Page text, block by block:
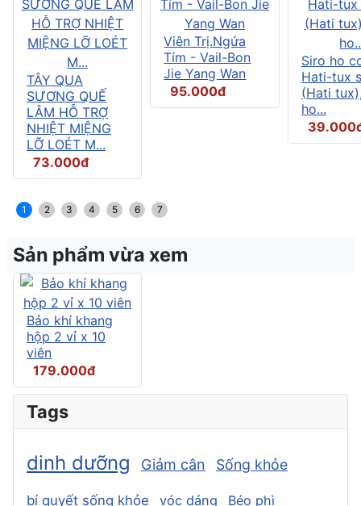
TÂY QUA
SƯƠNG QUẾ
LÂM HỖ TRỢ
NHIỆT MIỆNG
LỠ LOÉT M...
73.000đ
Viên Trị.Ngứa
Tím - Vail-Bon
Jie Yang Wan
95.000đ
Siro ho
Hati-tux
(Hati
ho...
1 2 3 4 5 6 7
Sản phẩm vừa xem
Bảo khí khang
hộp 2 vỉ x 10
viên
179.000đ
Tags
dinh dưỡng Giảm cân Sống khỏe
bí quyết sống khỏe vóc dáng Béo phì